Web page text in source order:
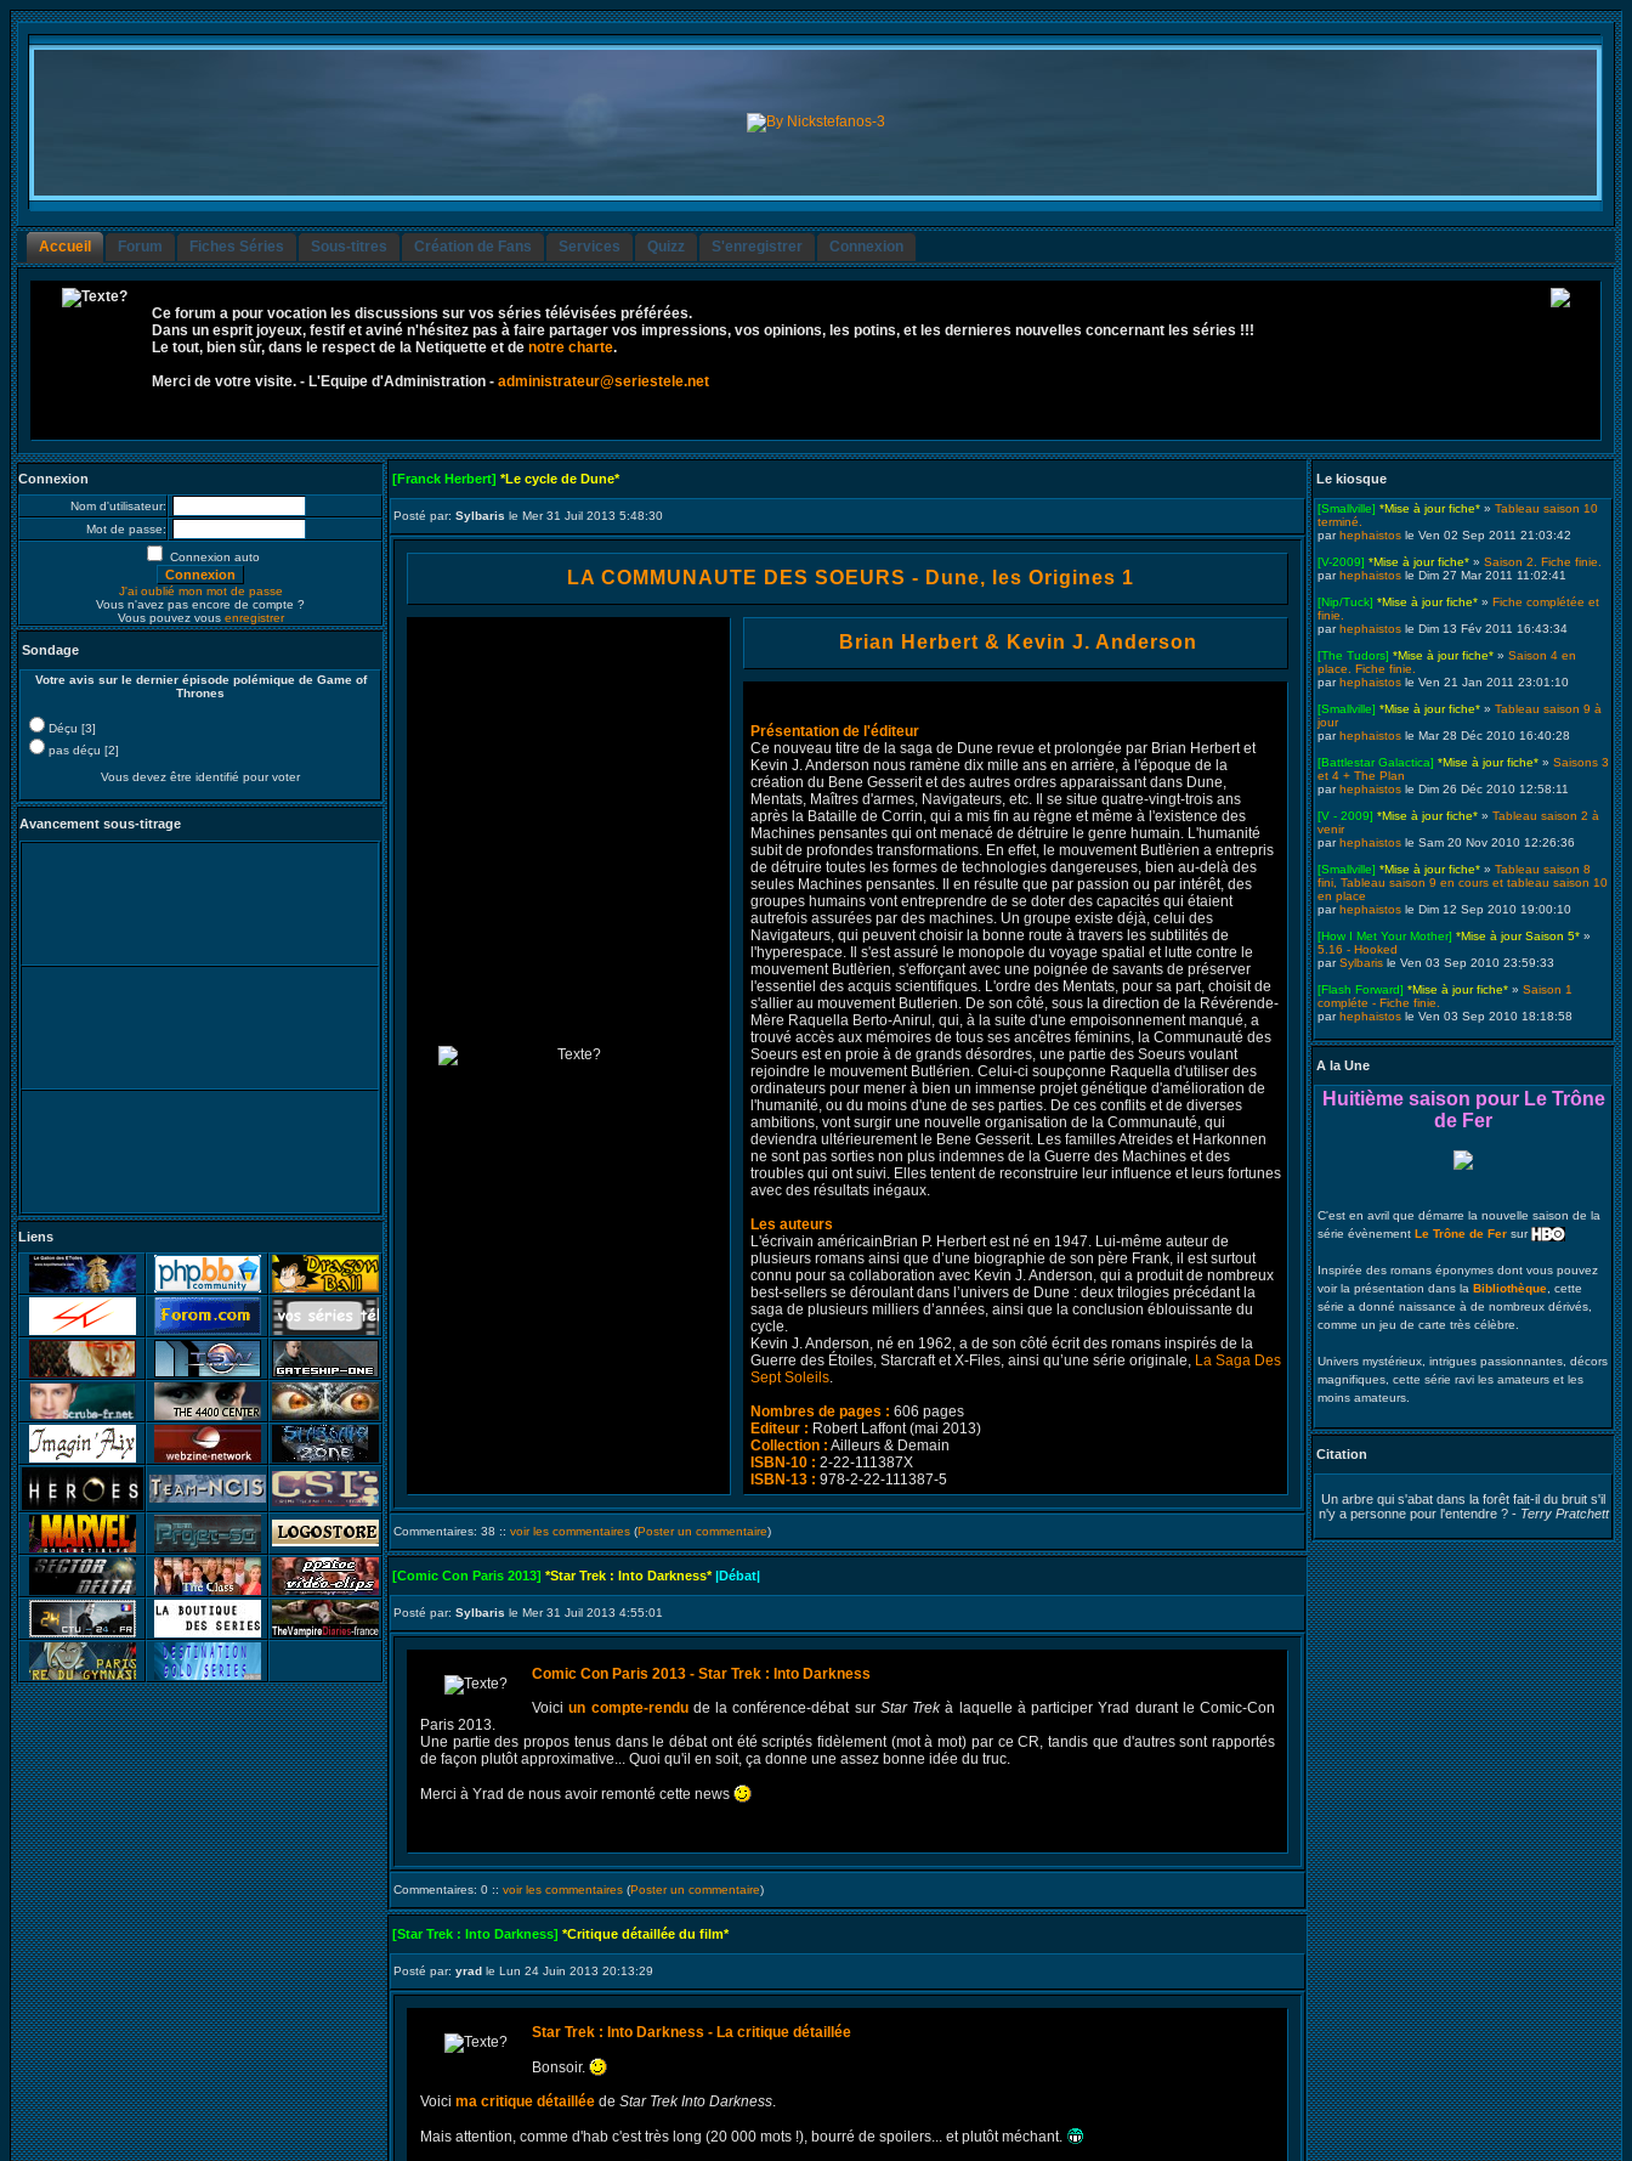
Accueil Forum Fiches Séries Sous-titres Création de Fans Services Quizz S'enregistrer Connexion
Ce forum a pour vocation les discussions sur vos séries télévisées préférées.
Dans un esprit joyeux, festif et aviné n'hésitez pas à faire partager vos impressions, vos opinions, les potins, et les dernieres nouvelles concernant les séries !!!
Le tout, bien sûr, dans le respect de la Netiquette et de notre charte.
Merci de votre visite. - L'Equipe d'Administration - administrateur@seriestele.net
Connexion
Nom d'utilisateur:
Mot de passe:
Connexion auto
J'ai oublié mon mot de passe
Vous n'avez pas encore de compte ?
Vous pouvez vous enregistrer
Sondage
Votre avis sur le dernier épisode polémique de Game of
Thrones
Déçu [3]
pas déçu [2]
Vous devez être identifié pour voter
Avancement sous-titrage
Liens
[Franck Herbert] *Le cycle de Dune*
Posté par: Sylbaris le Mer 31 Juil 2013 5:48:30
LA COMMUNAUTE DES SOEURS - Dune, les Origines 1
Brian Herbert & Kevin J. Anderson
Présentation de l'éditeur
Ce nouveau titre de la saga de Dune revue et prolongée par Brian Herbert et
Kevin J. Anderson nous ramène dix mille ans en arrière, à l'époque de la
création du Bene Gesserit et des autres ordres apparaissant dans Dune,
Mentats, Maîtres d'armes, Navigateurs, etc. Il se situe quatre-vingt-trois ans
après la Bataille de Corrin, qui a mis fin au règne et même à l'existence des
Machines pensantes qui ont menacé de détruire le genre humain. L'humanité
subit de profondes transformations. En effet, le mouvement Butlèrien a entrepris
de détruire toutes les formes de technologies dangereuses, bien au-delà des
seules Machines pensantes. Il en résulte que par passion ou par intérêt, des
groupes humains vont entreprendre de se doter des capacités qui étaient
autrefois assurées par des machines. Un groupe existe déjà, celui des
Navigateurs, qui peuvent choisir la bonne route à travers les subtilités de
l'hyperespace. Il s'est assuré le monopole du voyage spatial et lutte contre le
mouvement Butlèrien, s'efforçant avec une poignée de savants de préserver
l'essentiel des acquis scientifiques. L'ordre des Mentats, pour sa part, choisit de
s'allier au mouvement Butlerien. De son côté, sous la direction de la Révérende-
Mère Raquella Berto-Anirul, qui, à la suite d'une empoisonnement manqué, a
trouvé accès aux mémoires de tous ses ancêtres féminins, la Communauté des
Soeurs est en proie à de grands désordres, une partie des Soeurs voulant
rejoindre le mouvement Butlérien. Celui-ci soupçonne Raquella d'utiliser des
ordinateurs pour mener à bien un immense projet génétique d'amélioration de
l'humanité, ou du moins d'une de ses parties. De ces conflits et de diverses
ambitions, vont surgir une nouvelle organisation de la Communauté, qui
deviendra ultérieurement le Bene Gesserit. Les familles Atreides et Harkonnen
ne sont pas sorties non plus indemnes de la Guerre des Machines et des
troubles qui ont suivi. Elles tentent de reconstruire leur influence et leurs fortunes
avec des résultats inégaux.
Les auteurs
L'écrivain américainBrian P. Herbert est né en 1947. Lui-même auteur de
plusieurs romans ainsi que d’une biographie de son père Frank, il est surtout
connu pour sa collaboration avec Kevin J. Anderson, qui a produit de nombreux
best-sellers se déroulant dans l’univers de Dune : deux trilogies précédant la
saga de plusieurs milliers d’années, ainsi que la conclusion éblouissante du
cycle.
Kevin J. Anderson, né en 1962, a de son côté écrit des romans inspirés de la
Guerre des Étoiles, Starcraft et X-Files, ainsi qu’une série originale, La Saga Des
Sept Soleils.
Nombres de pages : 606 pages
Editeur : Robert Laffont (mai 2013)
Collection : Ailleurs & Demain
ISBN-10 : 2-22-111387X
ISBN-13 : 978-2-22-111387-5
Commentaires: 38 :: voir les commentaires (Poster un commentaire)
[Comic Con Paris 2013] *Star Trek : Into Darkness* |Débat|
Posté par: Sylbaris le Mer 31 Juil 2013 4:55:01
Comic Con Paris 2013 - Star Trek : Into Darkness
Voiciun compte-rendude la conférence-débat sur Star Trekà laquelle à participer Yrad durant le Comic-Con
Paris 2013.
Une partie des propos tenus dans le débat ont été scriptés fidèlement (mot à mot) par ce CR, tandis que d'autres sont rapportés
de façon plutôt approximative... Quoi qu'il en soit, ça donne une assez bonne idée du truc.
Merci à Yrad de nous avoir remonté cette news
Commentaires: 0 :: voir les commentaires (Poster un commentaire)
[Star Trek : Into Darkness] *Critique détaillée du film*
Posté par: yrad le Lun 24 Juin 2013 20:13:29
Star Trek : Into Darkness - La critique détaillée
Bonsoir.
Voici ma critique détaillée de Star Trek Into Darkness.
Mais attention, comme d'hab c'est très long (20 000 mots !), bourré de spoilers... et plutôt méchant.
Le kiosque
[Smallville] *Mise à jour fiche* » Tableau saison 10
terminé.
parhephaistos le Ven 02 Sep 2011 21:03:42
[V-2009] *Mise à jour fiche* » Saison 2. Fiche finie.
parhephaistos le Dim 27 Mar 2011 11:02:41
[Nip/Tuck] *Mise à jour fiche* » Fiche complétée et
finie.
parhephaistos le Dim 13 Fév 2011 16:43:34
[The Tudors] *Mise à jour fiche* » Saison 4 en
place. Fiche finie.
parhephaistos le Ven 21 Jan 2011 23:01:10
[Smallville] *Mise à jour fiche* » Tableau saison 9 à
jour
parhephaistos le Mar 28 Déc 2010 16:40:28
[Battlestar Galactica] *Mise à jour fiche* » Saisons 3
et 4 + The Plan
parhephaistos le Dim 26 Déc 2010 12:58:11
[V - 2009] *Mise à jour fiche* » Tableau saison 2 à
venir
parhephaistos le Sam 20 Nov 2010 12:26:36
[Smallville] *Mise à jour fiche* » Tableau saison 8
fini, Tableau saison 9 en cours et tableau saison 10
en place
parhephaistos le Dim 12 Sep 2010 19:00:10
[How I Met Your Mother] *Mise à jour Saison 5* »
5.16 - Hooked
parSylbaris le Ven 03 Sep 2010 23:59:33
[Flash Forward] *Mise à jour fiche* » Saison 1
compléte - Fiche finie.
parhephaistos le Ven 03 Sep 2010 18:18:58
A la Une
Huitième saison pour Le Trône
de Fer
C'est en avril que démarre la nouvelle saison de la
série évènement Le Trône de Fer sur
Inspirée des romans éponymes dont vous pouvez
voir la présentation dans la Bibliothèque , cette
série a donné naissance à de nombreux dérivés,
comme un jeu de carte très célèbre.
Univers mystérieux, intrigues passionnantes, décors
magnifiques, cette série ravi les amateurs et les
moins amateurs.
Citation
Un arbre qui s'abat dans la forêt fait-il du bruit s'il
n'y a personne pour l'entendre ? - Terry Pratchett